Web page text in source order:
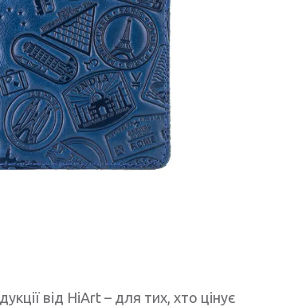
від HiArt – для тих, хто цінує